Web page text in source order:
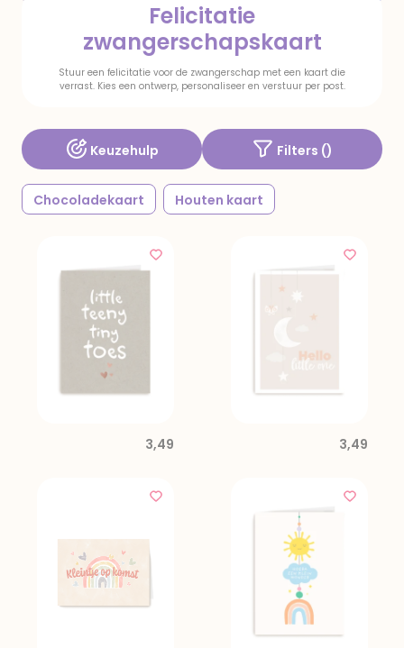
Felicitatie
zwangerschapskaart
Stuur een felicitatie voor de zwangerschap met een kaart die
verrast. Kies een ontwerp, personaliseer en verstuur per post.
Keuzehulp Filters ()
Chocoladekaart Houten kaart
3,49 3,49